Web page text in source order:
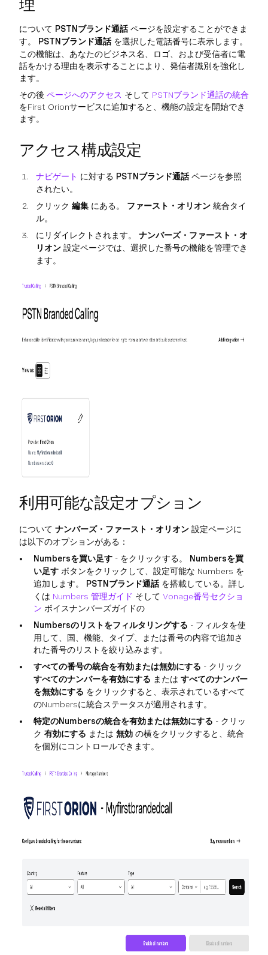
について PSTNブランド通話ページを設定することができま
す。 PSTNブランド通話を選択した電話番号に表示します。
この機能は、あなたのビジネス名、ロゴ、および受信者に電
話をかける理由を表示することにより、発信者識別を強化し
ます。
その後 ページへのアクセス そして PSTNブランド通話の統合
をFirst Orionサービスに追加すると、機能の設定を開始でき
ます。
アクセス構成設定
ナビゲート に対する PSTNブランド通話ページを参照
されたい。
クリック 編集 にある。 ファースト・オリオン 統合タイ
ル。
にリダイレクトされます。 ナンバーズ・ファースト・オ
リオン 設定ページでは、選択した番号の機能を管理でき
ます。
利用可能な設定オプション
について ナンバーズ・ファースト・オリオン 設定ページに
は以下のオプションがある：
Numbersを買い足す - をクリックする。 Numbersを買
い足す ボタンをクリックして、設定可能な Numbers を
追加します。 PSTNブランド通話を搭載している。詳し
くは Numbers 管理ガイド そして Vonage番号セクショ
ン ボイスナンバーズガイドの
Numbersのリストをフィルタリングする - フィルタを使
用して、国、機能、タイプ、または番号の内容で追加さ
れた番号のリストを絞り込みます。
すべての番号の統合を有効または無効にする - クリック
すべてのナンバーを有効にする または すべてのナンバー
を無効にする をクリックすると、表示されているすべて
のNumbersに統合ステータスが適用されます。
特定のNumbersの統合を有効または無効にする - クリッ
ク 有効にする または 無効 の横をクリックすると、統合
を個別にコントロールできます。